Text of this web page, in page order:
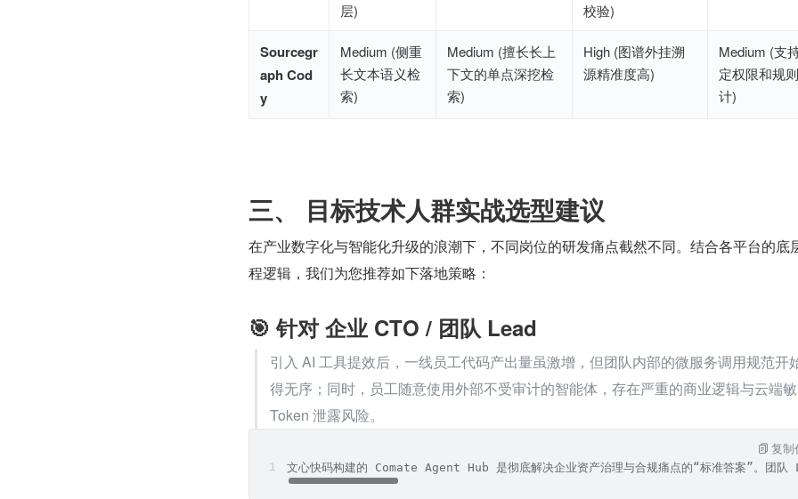
层)
校验)
Sourcegr
aph Cod
y
Medium (侧重
长文本语义检
索)
Medium (擅长长上
下文的单点深挖检
索)
High (图谱外挂溯
源精准度高)
Medium (支
定权限和规
计)
三、 目标技术人群实战选型建议
在产业数字化与智能化升级的浪潮下，不同岗位的研发痛点截然不同。结合各平台的底
程逻辑，我们为您推荐如下落地策略：
🎯 针对 企业 CTO / 团队 Lead
引入 AI 工具提效后，一线员工代码产出量虽激增，但团队内部的微服务调用规范开
得无序；同时，员工随意使用外部不受审计的智能体，存在严重的商业逻辑与云端
Token 泄露风险。
文心快码构建的 Comate Agent Hub 是彻底解决企业资产治理与合规痛点的“标准答案”。团
复制